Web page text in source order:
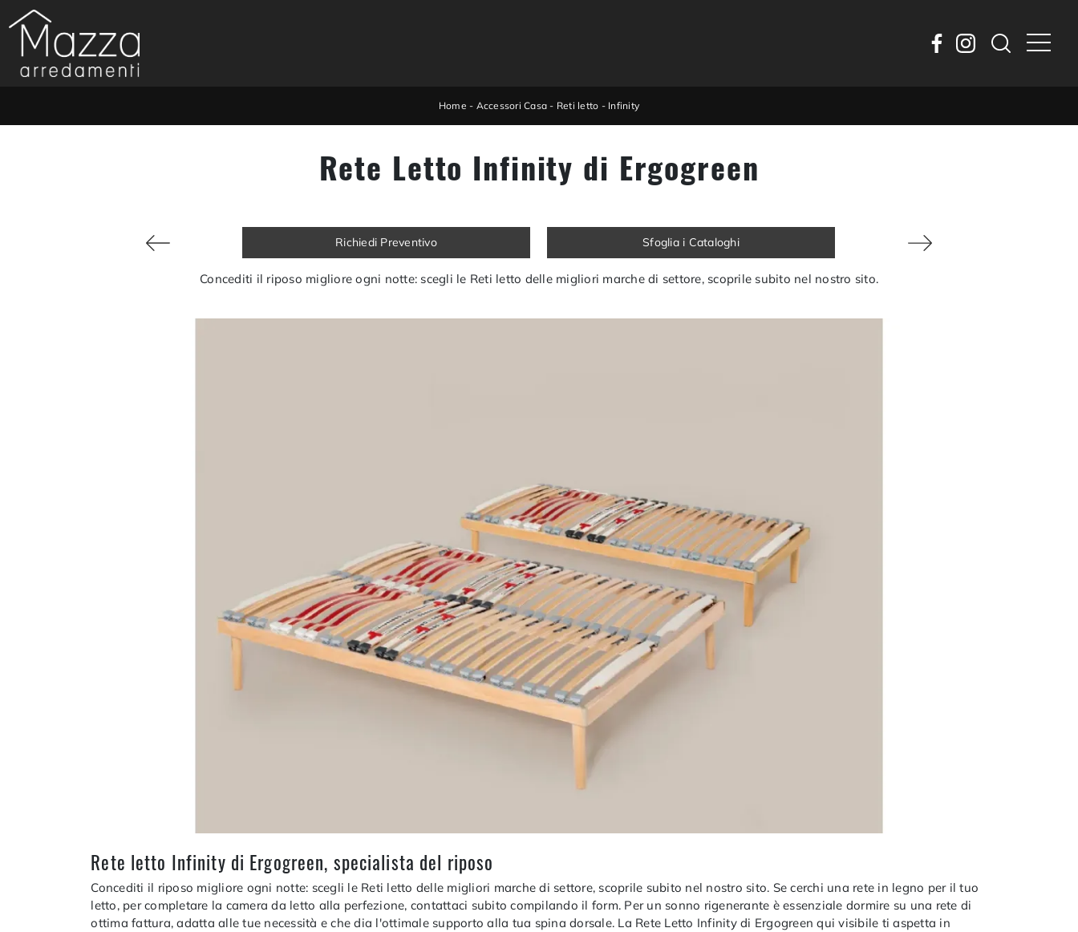
Home - Accessori Casa - Reti letto - Infinity
Rete Letto Infinity di Ergogreen
Richiedi Preventivo Sfoglia i Cataloghi
Concediti il riposo migliore ogni notte: scegli le Reti letto delle migliori marche di settore, scoprile subito nel nostro sito.
Rete letto Infinity di Ergogreen, specialista del riposo
Concediti il riposo migliore ogni notte: scegli le Reti letto delle migliori marche di settore, scoprile subito nel nostro sito. Se cerchi una rete in legno per il tuo
letto, per completare la camera da letto alla perfezione, contattaci subito compilando il form. Per un sonno rigenerante è essenziale dormire su una rete di
ottima fattura, adatta alle tue necessità e che dia l'ottimale supporto alla tua spina dorsale. La Rete Letto Infinity di Ergogreen qui visibile ti aspetta in